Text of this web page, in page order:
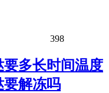
398
多长时间温度
要解冻吗